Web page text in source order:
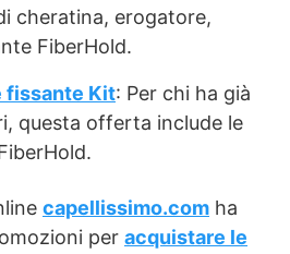
cheratina, erogatore,
FiberHold.
fissante Kit: Per chi ha già
questa offerta include le
capellissimo.com ha
per acquistare le